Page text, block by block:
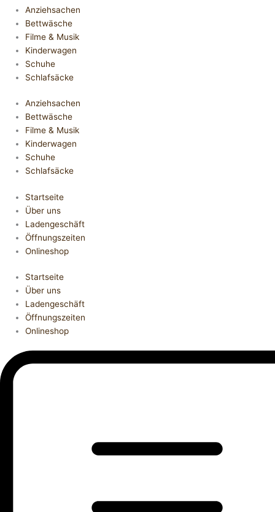
Anziehsachen
Bettwäsche
Filme & Musik
Kinderwagen
Schuhe
Schlafsäcke
Anziehsachen
Bettwäsche
Filme & Musik
Kinderwagen
Schuhe
Schlafsäcke
Startseite
Über uns
Ladengeschäft
Öffnungszeiten
Onlineshop
Startseite
Über uns
Ladengeschäft
Öffnungszeiten
Onlineshop